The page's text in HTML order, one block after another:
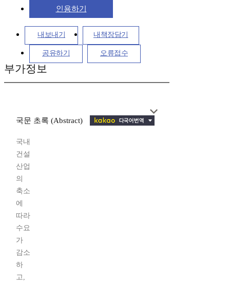
인용하기
내보내기 내책장담기
공유하기 오류접수
부가정보
국문 초록 (Abstract)
국내
건설
산업
의
축소
에
따라
수요
가
감소
하
고,